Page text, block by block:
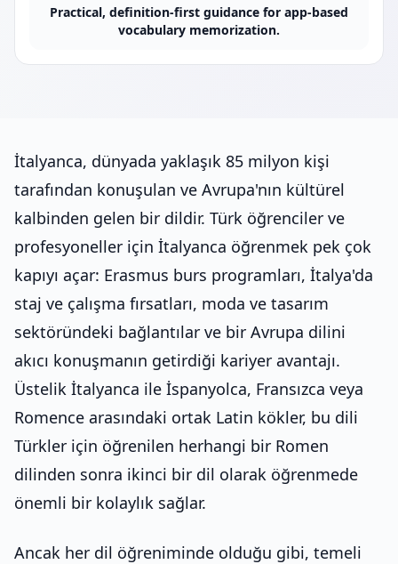
Practical, definition-first guidance for app-based
vocabulary memorization.
İtalyanca, dünyada yaklaşık 85 milyon kişi
tarafından konuşulan ve Avrupa'nın kültürel
kalbinden gelen bir dildir. Türk öğrenciler ve
profesyoneller için İtalyanca öğrenmek pek çok
kapıyı açar: Erasmus burs programları, İtalya'da
staj ve çalışma fırsatları, moda ve tasarım
sektöründeki bağlantılar ve bir Avrupa dilini
akıcı konuşmanın getirdiği kariyer avantajı.
Üstelik İtalyanca ile İspanyolca, Fransızca veya
Romence arasındaki ortak Latin kökler, bu dili
Türkler için öğrenilen herhangi bir Romen
dilinden sonra ikinci bir dil olarak öğrenmede
önemli bir kolaylık sağlar.
Ancak her dil öğreniminde olduğu gibi, temeli